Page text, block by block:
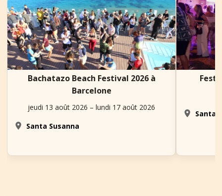
Bachatazo Beach Festival 2026 à
Barcelone
jeudi 13 août 2026 – lundi 17 août 2026
Santa Susanna
Santa